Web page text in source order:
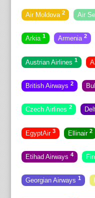
Air Moldova 2 Air
Arkia 1 Armenia 2
Austrian Airlines 1
British Airways 2
Czech Airlines 2
EgyptAir 3 Ellinair 2
Etihad Airways 4
Georgian Airways 1